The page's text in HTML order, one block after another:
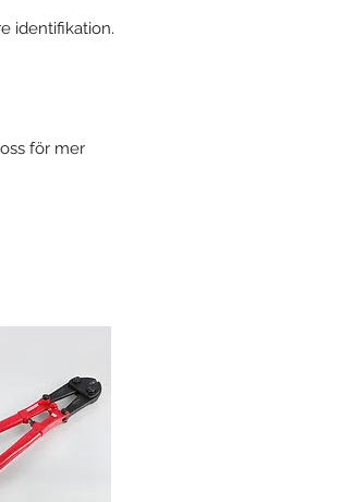
identifikation.
för mer